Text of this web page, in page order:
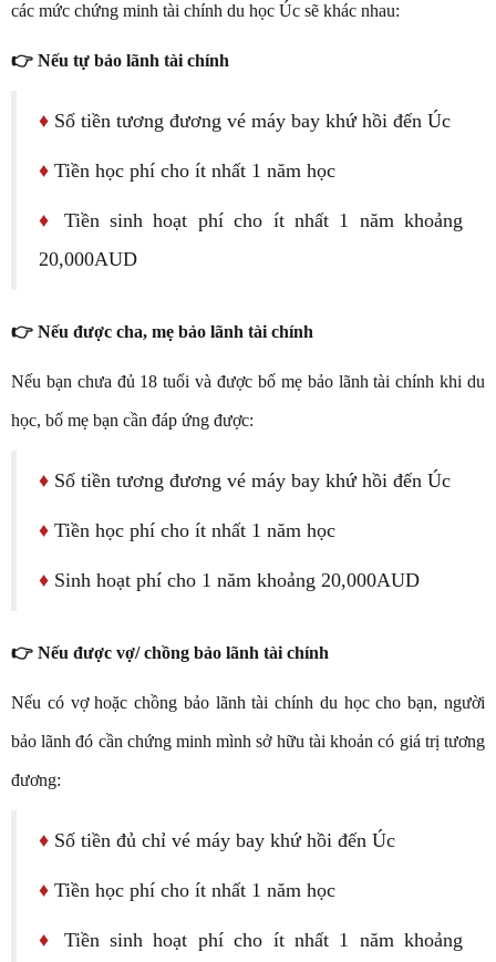
các mức chứng minh tài chính du học Úc sẽ khác nhau:
👉 Nếu tự bảo lãnh tài chính
♦ Số tiền tương đương vé máy bay khứ hồi đến Úc
♦ Tiền học phí cho ít nhất 1 năm học
♦ Tiền sinh hoạt phí cho ít nhất 1 năm khoảng
20,000AUD
👉 Nếu được cha, mẹ bảo lãnh tài chính
Nếu bạn chưa đủ 18 tuổi và được bố mẹ bảo lãnh tài chính khi du
học, bố mẹ bạn cần đáp ứng được:
♦ Số tiền tương đương vé máy bay khứ hồi đến Úc
♦ Tiền học phí cho ít nhất 1 năm học
♦ Sinh hoạt phí cho 1 năm khoảng 20,000AUD
👉 Nếu được vợ/ chồng bảo lãnh tài chính
Nếu có vợ hoặc chồng bảo lãnh tài chính du học cho bạn, người
bảo lãnh đó cần chứng minh mình sở hữu tài khoản có giá trị tương
đương:
♦ Số tiền đủ chỉ vé máy bay khứ hồi đến Úc
♦ Tiền học phí cho ít nhất 1 năm học
♦ Tiền sinh hoạt phí cho ít nhất 1 năm khoảng